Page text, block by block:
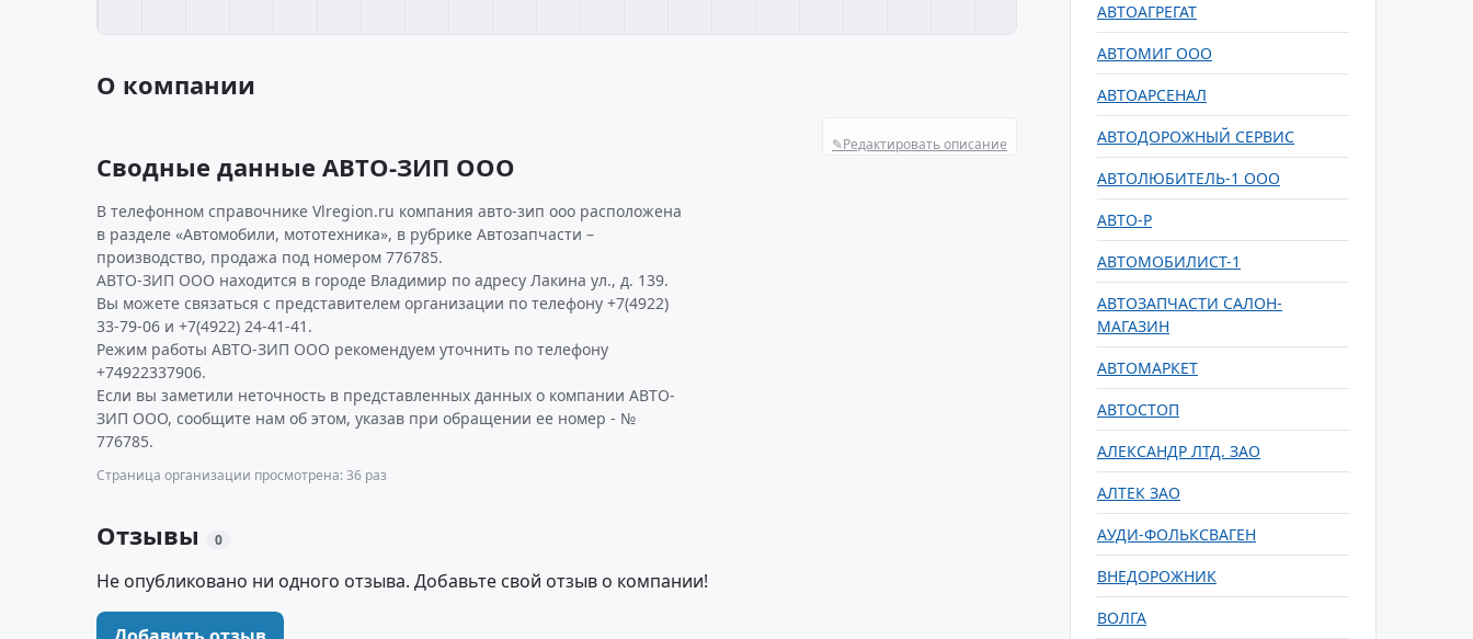
О компании
✎Редактировать описание
Сводные данные АВТО-ЗИП ООО
В телефонном справочнике Vlregion.ru компания авто-зип ооо расположена
в разделе «Автомобили, мототехника», в рубрике Автозапчасти –
производство, продажа под номером 776785.
АВТО-ЗИП ООО находится в городе Владимир по адресу Лакина ул., д. 139.
Вы можете связаться с представителем организации по телефону +7(4922)
33-79-06 и +7(4922) 24-41-41.
Режим работы АВТО-ЗИП ООО рекомендуем уточнить по телефону
+74922337906.
Если вы заметили неточность в представленных данных о компании АВТО-
ЗИП ООО, сообщите нам об этом, указав при обращении ее номер - №
776785.
Страница организации просмотрена: 36 раз
Отзывы 0
Не опубликовано ни одного отзыва. Добавьте свой отзыв о компании!
АВТОАГРЕГАТ
АВТОМИГ ООО
АВТОАРСЕНАЛ
АВТОДОРОЖНЫЙ СЕРВИС
АВТОЛЮБИТЕЛЬ-1 ООО
АВТО-Р
АВТОМОБИЛИСТ-1
АВТОЗАПЧАСТИ САЛОН-
МАГАЗИН
АВТОМАРКЕТ
АВТОСТОП
АЛЕКСАНДР ЛТД. ЗАО
АЛТЕК ЗАО
АУДИ-ФОЛЬКСВАГЕН
ВНЕДОРОЖНИК
ВОЛГА